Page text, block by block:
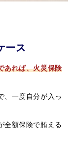
ース
あれば、火災保険
、一度自分が入っ
全額保険で賄える